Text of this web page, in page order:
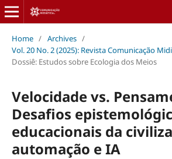
Home / Archives /
Vol. 20 No. 2 (2025): Revista Comunicação
Dossiê: Estudos sobre Ecologia dos Meios
Velocidade vs.
Desafios
educacionais da
automação e IA